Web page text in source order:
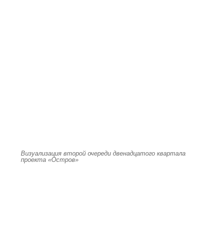
Визуализация второй очереди двенадцатого квартала
проекта «Остров»